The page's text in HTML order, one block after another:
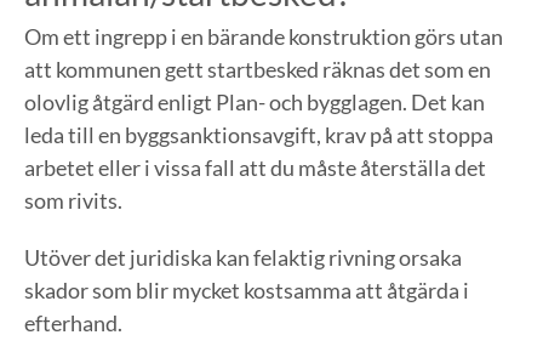
Om ett ingrepp i en bärande konstruktion görs utan
att kommunen gett startbesked räknas det som en
olovlig åtgärd enligt Plan- och bygglagen. Det kan
leda till en byggsanktionsavgift, krav på att stoppa
arbetet eller i vissa fall att du måste återställa det
som rivits.
Utöver det juridiska kan felaktig rivning orsaka
skador som blir mycket kostsamma att åtgärda i
efterhand.